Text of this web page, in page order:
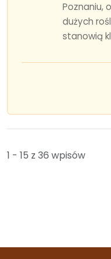
Poznaniu,
dużych
stanowią
1 - 15 z 36 wpisów